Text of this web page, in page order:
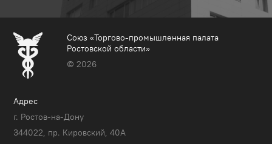
Союз «Торгово-промышленная палата
Ростовской области»
© 2026
Адрес
г. Ростов-на-Дону
344022, пр. Кировский, 40A